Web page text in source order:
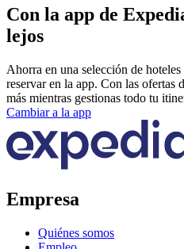
Con la app de
lejos
Ahorra en una selección de
reservar en la app. Con las ofertas
más mientras gestionas todo tu
Cambiar a la app
Empresa
Quiénes somos